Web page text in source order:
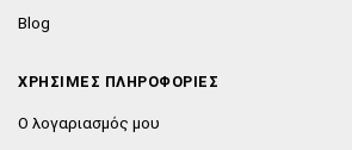
Blog
ΧΡΗΣΙΜΕΣ ΠΛΗΡΟΦΟΡΙΕΣ
Ο λογαριασμός μου